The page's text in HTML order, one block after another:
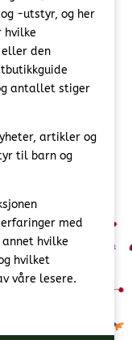
-utstyr, og her
hvilke
den
antallet stiger
artikler og
til barn og
med
hvilke
hvilket
våre lesere.